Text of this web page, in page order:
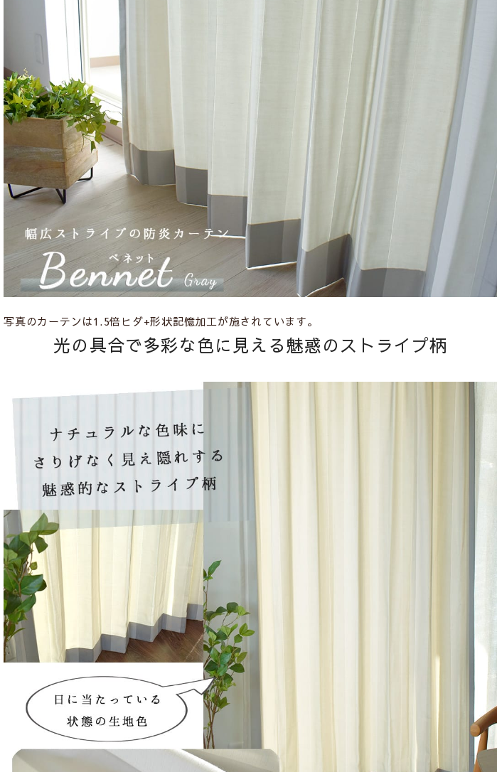
写真のカーテンは1.5倍ヒダ+形状記憶加工が施されています。
光の具合で多彩な色に見える魅惑のストライプ柄